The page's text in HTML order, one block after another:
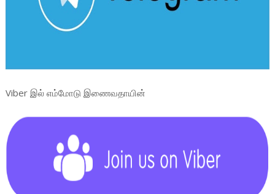
Viber இல் எம்மோடு இணைவதாயின்